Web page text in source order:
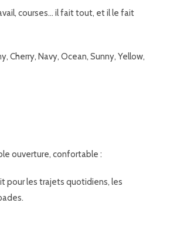
courses… il fait tout, et il le fait
Cherry, Navy, Ocean, Sunny, Yellow,
ouverture, confortable :
pour les trajets quotidiens, les